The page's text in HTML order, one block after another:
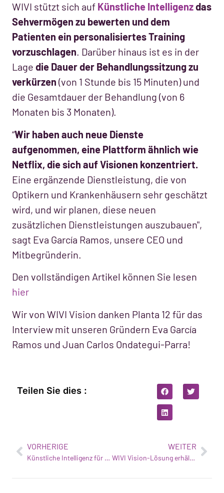
WIVI stützt sich auf Künstliche Intelligenzdas
Sehvermögen zu bewerten und dem
Patienten ein personalisiertes Training
vorzuschlagen. Darüber hinaus ist es in der
Lage die Dauer der Behandlungssitzung zu
verkürzen (von 1 Stunde bis 15 Minuten) und
die Gesamtdauer der Behandlung (von 6
Monaten bis 3 Monaten).
“Wir haben auch neue Dienste
aufgenommen, eine Plattform ähnlich wie
Netflix, die sich auf Visionen konzentriert.
Eine ergänzende Dienstleistung, die von
Optikern und Krankenhäusern sehr geschätzt
wird, und wir planen, diese neuen
zusätzlichen Dienstleistungen auszubauen",
sagt Eva García Ramos, unsere CEO und
Mitbegründerin.
Den vollständigen Artikel können Sie lesen
hier
Wir von WIVI Vision danken Planta 12 für das
Interview mit unseren Gründern Eva García
Ramos und Juan Carlos Ondategui-Parra!
Teilen Sie dies :
VORHERIGE
Künstliche Intelligenz für visuelle Dysfunktionen
WEITER
WIVI Vision-Lösung erhält die Zertifizierung "Innovativer Mittelstand